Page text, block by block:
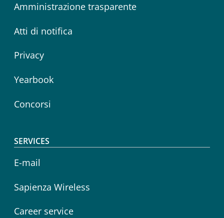
Amministrazione trasparente
Atti di notifica
Privacy
Yearbook
Concorsi
SERVICES
E-mail
Sapienza Wireless
Career service